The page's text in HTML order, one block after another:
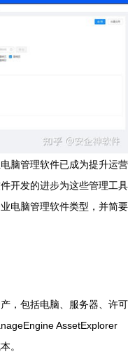
脑管理软件已成为提升运营
开发的进步为这些管理工具
电脑管理软件类型，并简要
，包括电脑、服务器、许可
AssetExplorer
。